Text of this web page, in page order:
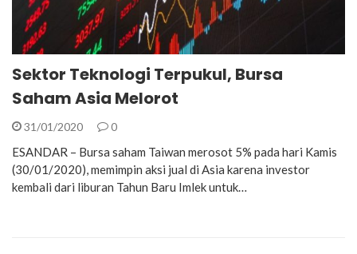
Sektor Teknologi Terpukul, Bursa
Saham Asia Melorot
31/01/2020 0
ESANDAR – Bursa saham Taiwan merosot 5% pada hari Kamis
(30/01/2020), memimpin aksi jual di Asia karena investor
kembali dari liburan Tahun Baru Imlek untuk…